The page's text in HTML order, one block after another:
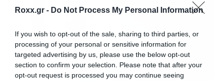
Roxx.gr - Do Not Process My Personal Information
If you wish to opt-out of the sale, sharing to third parties, or
processing of your personal or sensitive information for
targeted advertising by us, please use the below opt-out
section to confirm your selection. Please note that after your
opt-out request is processed you may continue seeing